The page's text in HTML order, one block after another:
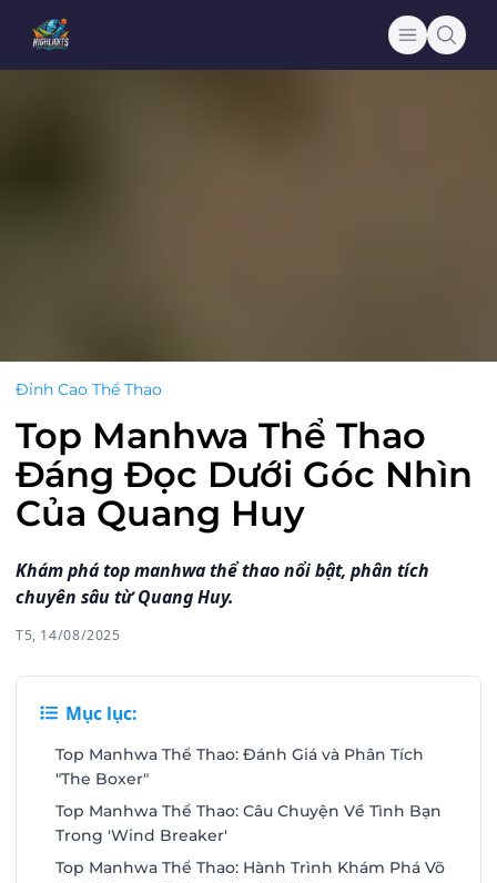
Đỉnh Cao Thể Thao
Top Manhwa Thể Thao
Đáng Đọc Dưới Góc Nhìn
Của Quang Huy
Khám phá top manhwa thể thao nổi bật, phân tích
chuyên sâu từ Quang Huy.
T5, 14/08/2025
Mục lục:
Top Manhwa Thể Thao: Đánh Giá và Phân Tích
"The Boxer"
Top Manhwa Thể Thao: Câu Chuyện Về Tình Bạn
Trong 'Wind Breaker'
Top Manhwa Thể Thao: Hành Trình Khám Phá Võ